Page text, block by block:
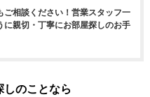
相談ください！営業スタッフ一
に親切・丁寧にお部屋探しのお手
しのことなら